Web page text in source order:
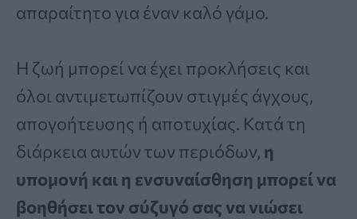
απαραίτητο για έναν καλό γάμο.
Η ζωή μπορεί να έχει προκλήσεις και
όλοι αντιμετωπίζουν στιγμές άγχους,
απογοήτευσης ή αποτυχίας. Κατά τη
διάρκεια αυτών των περιόδων, η
υπομονή και η ενσυναίσθηση μπορεί να
βοηθήσει τον σύζυγό σας να νιώσει